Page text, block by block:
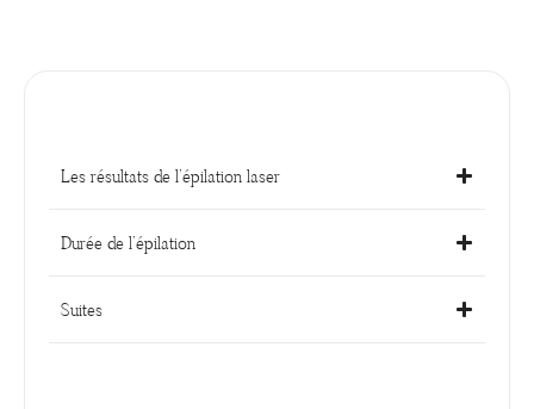
Les résultats de l’épilation laser
Durée de l’épilation
Suites